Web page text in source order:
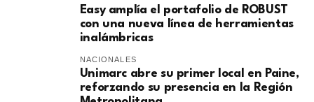
Easy amplía el portafolio de ROBUST
con una nueva línea de herramientas
inalámbricas
NACIONALES
Unimarc abre su primer local en Paine,
reforzando su presencia en la Región